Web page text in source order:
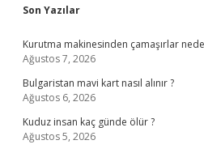
Sidebar
Son Yazılar
Kurutma makinesinden çamaşırlar neden
Ağustos 7, 2026
Bulgaristan mavi kart nasıl alınır ?
Ağustos 6, 2026
Kuduz insan kaç günde ölür ?
Ağustos 5, 2026